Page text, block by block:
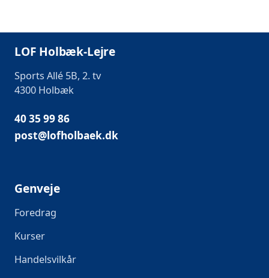
LOF Holbæk-Lejre
Sports Allé 5B, 2. tv
4300 Holbæk
40 35 99 86
post@lofholbaek.dk
Genveje
Foredrag
Kurser
Handelsvilkår